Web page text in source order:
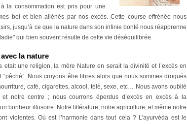
la consommation est pris pour une
bel et bien aliénés par nos excès. Cette course effrénée nous
jusqu’à ce que la nature dans son infinie bonté nous réapprenne
qui bien souvent résulte de cette vie déséquilibrée.
la nature
etait une religion, la mère Nature en serait la divinité et l’excès en
“pêché”. Nous croyons être libres alors que nous sommes drogués
café, cigarettes, alcool, télé, sexe, etc… Nous avons oublié
et notre centre ; nous courrons éperdus d’excès en excès à la
bonheur illusoire. Notre littérature, notre agriculture, et même notre
violentes. Où est l’harmonie dans tout cela ? L’ayurvéda est le